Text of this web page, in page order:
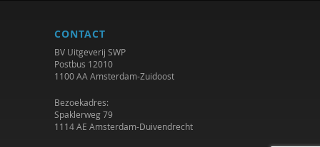
CONTACT
BV Uitgeverij SWP
Postbus 12010
1100 AA Amsterdam-Zuidoost
Bezoekadres:
Spaklerweg 79
1114 AE Amsterdam-Duivendrecht